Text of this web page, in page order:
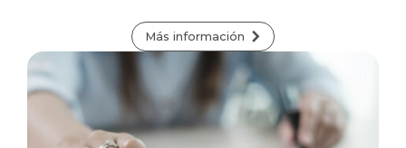
Más información